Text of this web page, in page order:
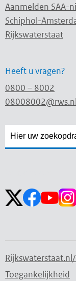
Aanmelden SAA-
Schiphol-
Rijkswaterstaat
Heeft u vragen?
0800 – 8002
08008002@rws.nl
Rijkswaterstaat.nl/
Toegankelijkheid